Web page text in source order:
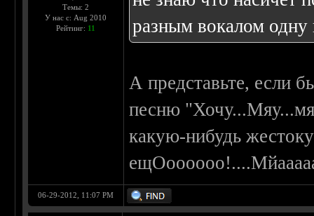
Темы: 2
У нас с: Aug 2010
Рейтинг: 11
разным вокалом
А представьте, если
песню
какую-нибудь
06-29-2012, 11:07 PM